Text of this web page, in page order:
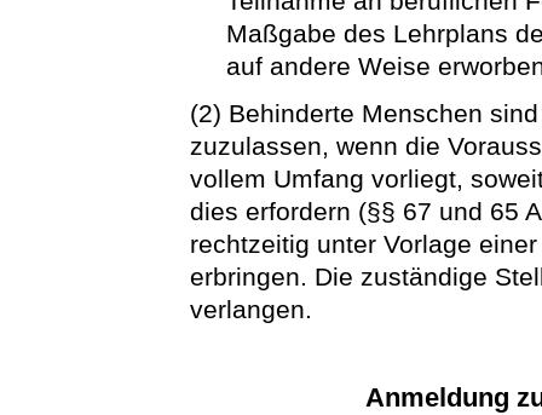
Maßgabe des Lehrplans
auf andere Weise
(2) Behinderte Menschen
zuzulassen, wenn die
vollem Umfang vorliegt,
dies erfordern (§§ 67 und 65
rechtzeitig unter Vorlage
erbringen. Die zuständige
verlangen.
Anmeldung